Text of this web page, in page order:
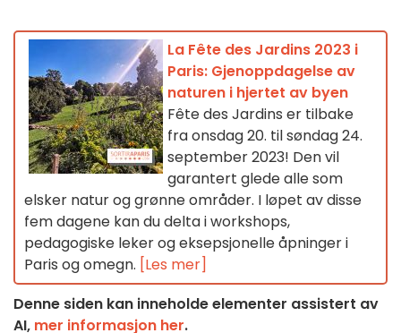
La Fête des Jardins 2023 i
Paris: Gjenoppdagelse av
naturen i hjertet av byen
Fête des Jardins er tilbake
fra onsdag 20. til søndag 24.
september 2023! Den vil
garantert glede alle som
elsker natur og grønne områder. I løpet av disse
fem dagene kan du delta i workshops,
pedagogiske leker og eksepsjonelle åpninger i
Paris og omegn. [Les mer]
Denne siden kan inneholde elementer assistert av
AI, mer informasjon her.